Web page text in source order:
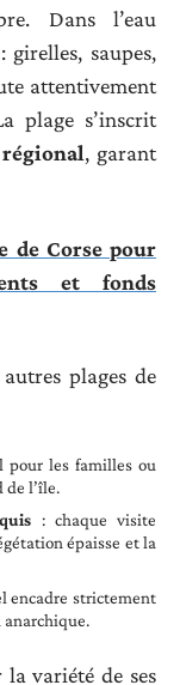
Dans l’eau
saupes,
attentivement
plage s’inscrit
, garant
de Corse pour
et fonds
plages de
les familles ou
de l’île.
: chaque visite
épaisse et la
encadre strictement
variété de ses